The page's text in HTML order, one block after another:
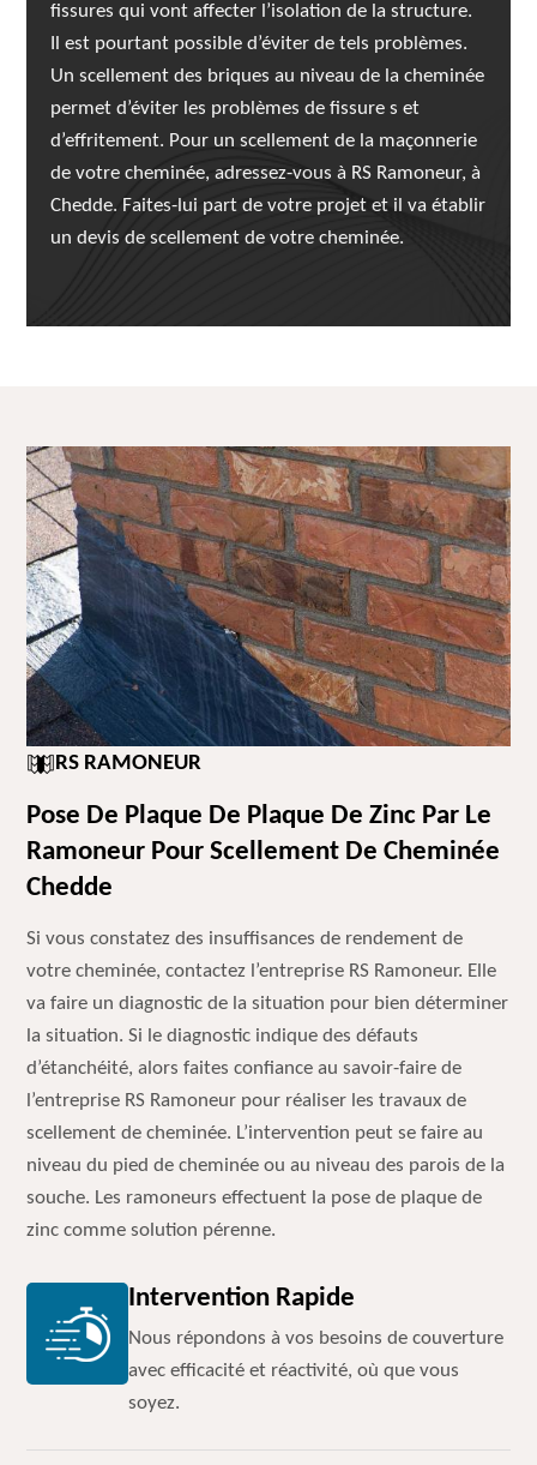
fissures qui vont affecter l’isolation de la structure.
Il est pourtant possible d’éviter de tels problèmes.
Un scellement des briques au niveau de la cheminée
permet d’éviter les problèmes de fissure s et
d’effritement. Pour un scellement de la maçonnerie
de votre cheminée, adressez-vous à RS Ramoneur, à
Chedde. Faites-lui part de votre projet et il va établir
un devis de scellement de votre cheminée.
RS RAMONEUR
Pose De Plaque De Plaque De Zinc Par Le
Ramoneur Pour Scellement De Cheminée
Chedde
Si vous constatez des insuffisances de rendement de
votre cheminée, contactez l’entreprise RS Ramoneur. Elle
va faire un diagnostic de la situation pour bien déterminer
la situation. Si le diagnostic indique des défauts
d’étanchéité, alors faites confiance au savoir-faire de
l’entreprise RS Ramoneur pour réaliser les travaux de
scellement de cheminée. L’intervention peut se faire au
niveau du pied de cheminée ou au niveau des parois de la
souche. Les ramoneurs effectuent la pose de plaque de
zinc comme solution pérenne.
Intervention Rapide
Nous répondons à vos besoins de couverture
avec efficacité et réactivité, où que vous
soyez.